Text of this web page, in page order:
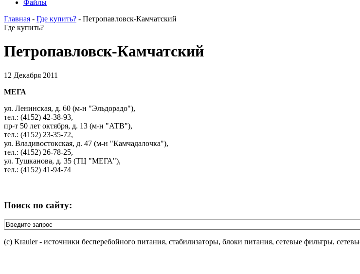
Файлы
Главная - Где купить? - Петропавловск-Камчатский
Где купить?
Петропавловск-Камчатский
12 Декабря 2011
МЕГА
ул. Ленинская, д. 60 (м-н "Эльдорадо"),
тел.: (4152) 42-38-93,
пр-т 50 лет октября, д. 13 (м-н "АТВ"),
тел.: (4152) 23-35-72,
ул. Владивостокская, д. 47 (м-н "Камчадалочка"),
тел.: (4152) 26-78-25,
ул. Тушканова, д. 35 (ТЦ "МЕГА"),
тел.: (4152) 41-94-74
Поиск по сайту:
(c) Krauler - источники бесперебойного питания, стабилизаторы, блоки питания, сетевые фильтры,